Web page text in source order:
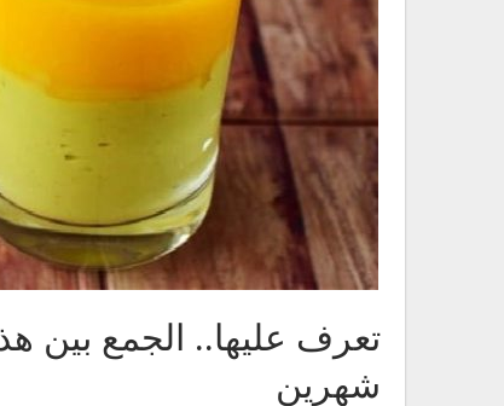
تعرف عليها.. الجمع بين
شهرين